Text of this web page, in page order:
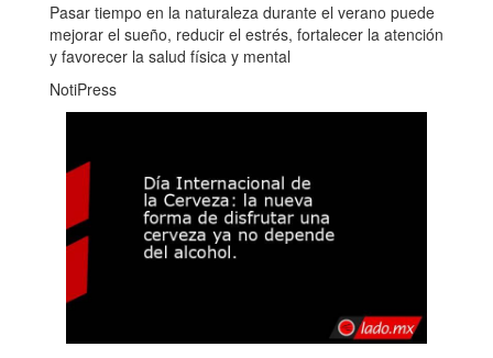
Pasar tiempo en la naturaleza durante el verano puede
mejorar el sueño, reducir el estrés, fortalecer la atención
y favorecer la salud física y mental
NotiPress